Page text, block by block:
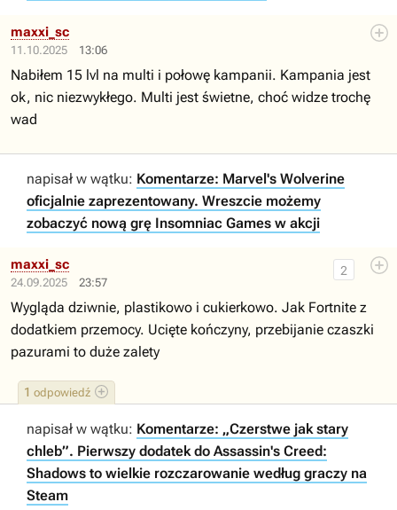
11.10.2025 13:06
maxxi_sc
Nabiłem 15 lvl na multi i połowę kampanii. Kampania jest
ok, nic niezwykłego. Multi jest świetne, choć widze trochę
wad
napisał w wątku: Komentarze: Marvel's Wolverine
oficjalnie zaprezentowany. Wreszcie możemy
zobaczyć nową grę Insomniac Games w akcji
24.09.2025 23:57
2
1 odpowiedź
maxxi_sc
Wygląda dziwnie, plastikowo i cukierkowo. Jak Fortnite z
dodatkiem przemocy. Ucięte kończyny, przebijanie czaszki
pazurami to duże zalety
napisał w wątku: Komentarze: „Czerstwe jak stary
chleb”. Pierwszy dodatek do Assassin's Creed:
Shadows to wielkie rozczarowanie według graczy na
Steam